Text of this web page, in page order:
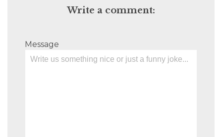
Write a comment:
Message